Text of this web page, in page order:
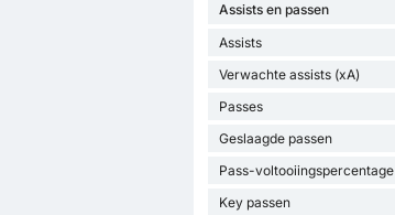
Assists en passen
Assists
Verwachte assists (xA)
Passes
Geslaagde passen
Pass-voltooiingspercentage
Key passen